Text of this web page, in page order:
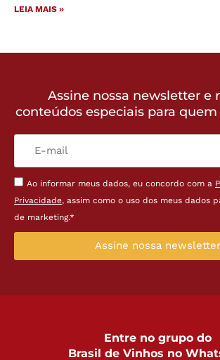
LEIA MAIS »
Assine nossa newsletter e
conteúdos especiais para
Ao informar meus dados, eu concordo com a
Privacidade, assim como o uso dos meus dados
de marketing.*
Assine nossa newsletter
Entre no grupo do
Brasil de Vinhos no